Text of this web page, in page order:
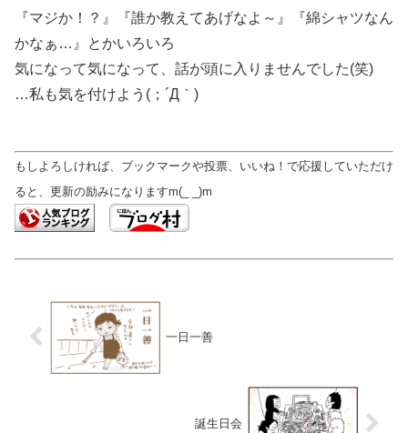
『マジか！？』『誰か教えてあげなよ～』『綿シャツなん
かなぁ…』とかいろいろ
気になって気になって、話が頭に入りませんでした(笑)
…私も気を付けよう(；´Д｀)
もしよろしければ、ブックマークや投票、いいね！で応援していただけ
ると、更新の励みになりますm(_ _)m
一日一善
誕生日会